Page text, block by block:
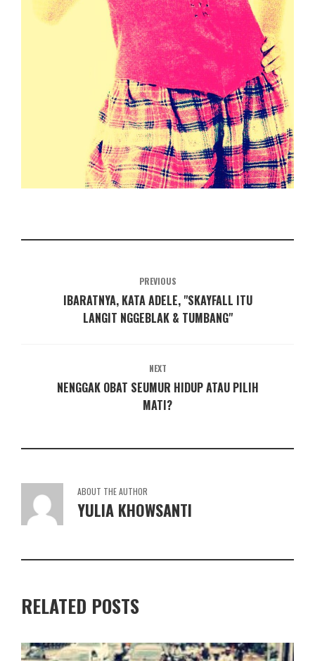
PREVIOUS
IBARATNYA, KATA ADELE, "SKAYFALL ITU
LANGIT NGGEBLAK & TUMBANG"
NEXT
NENGGAK OBAT SEUMUR HIDUP ATAU PILIH
MATI?
ABOUT THE AUTHOR
YULIA KHOWSANTI
RELATED POSTS